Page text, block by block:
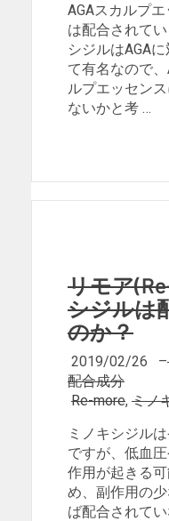
AGAスカルプ
は配合されて
シジルはAGA
て有名なので
ルプエッセン
ないかと考 …
リモア
シジルは
のか？
2019/02/26 –
配合成分
Re-more, ミノ
ミノキシジル
ですが、低血
作用が起きる
め、副作用の
ば配合されて